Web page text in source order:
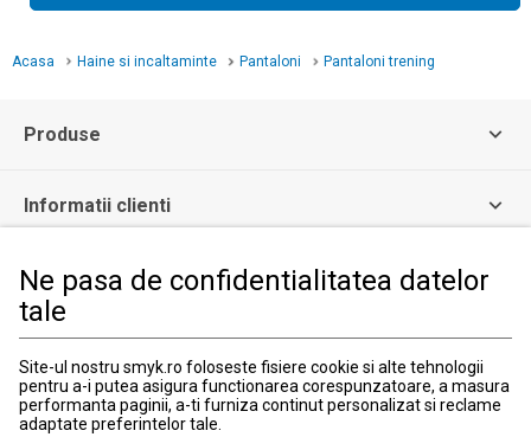
Ne pasa de confidentialitatea datelor
tale
Site-ul nostru smyk.ro foloseste fisiere cookie si alte tehnologii
pentru a-i putea asigura functionarea corespunzatoare, a masura
performanta paginii, a-ti furniza continut personalizat si reclame
adaptate preferintelor tale.
Acasa Haine si incaltaminte Pantaloni Pantaloni trening
Produse
Informatii clienti
Informatii legale
Formular de contact
031 40 50 900
Program: